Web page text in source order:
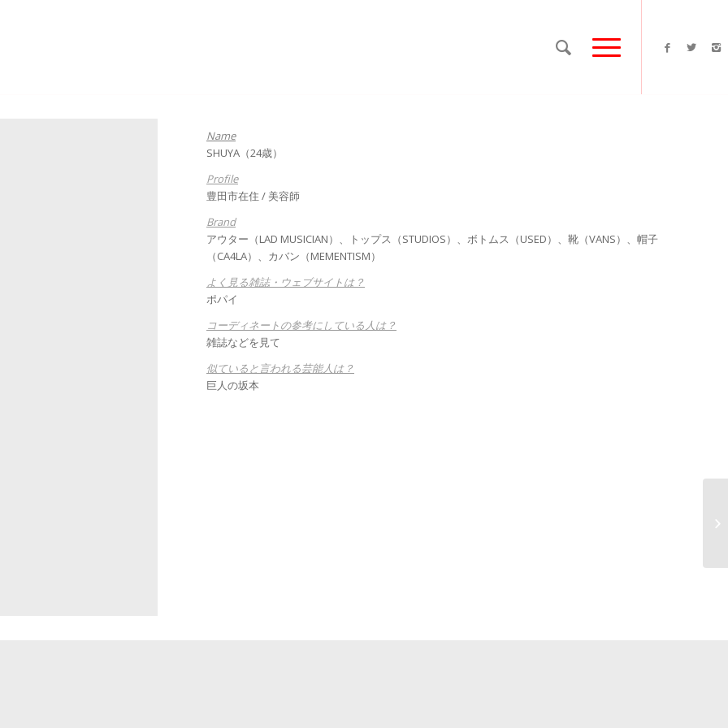
Name
SHUYA（24歳）
Profile
豊田市在住 / 美容師
Brand
アウター（LAD MUSICIAN）、トップス（STUDIOS）、ボトムス（USED）、靴（VANS）、帽子
（CA4LA）、カバン（MEMENTISM）
よく見る雑誌・ウェブサイトは？
ポパイ
コーディネートの参考にしている人は？
雑誌などを見て
似ていると言われる芸能人は？
巨人の坂本